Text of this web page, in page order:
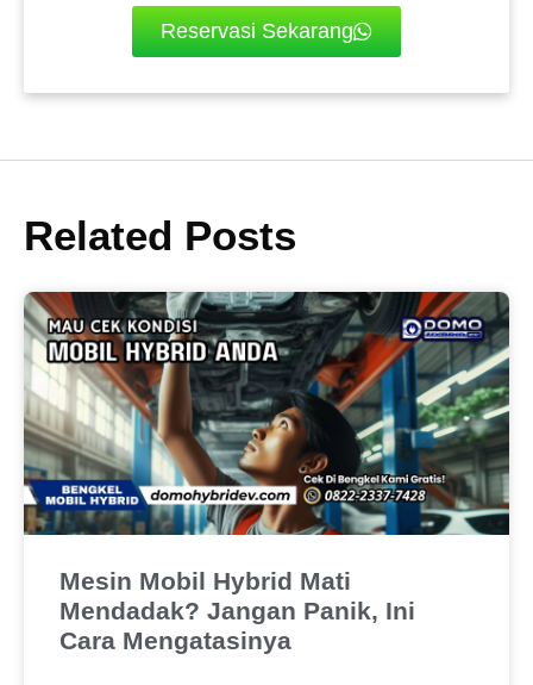
Reservasi Sekarang
Related Posts
Mesin Mobil Hybrid Mati
Mendadak? Jangan Panik, Ini
Cara Mengatasinya